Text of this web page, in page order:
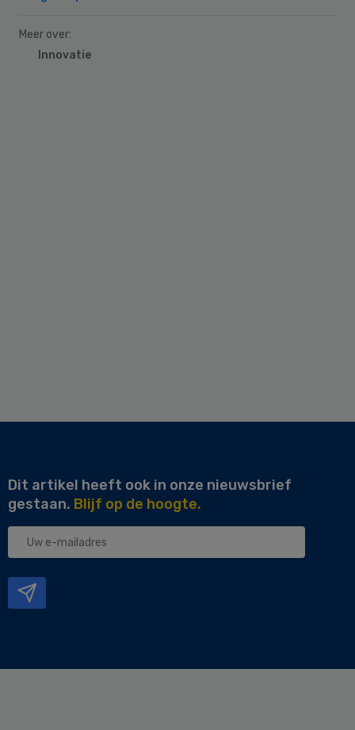
Meer over:
Innovatie
Dit artikel heeft ook in onze nieuwsbrief
gestaan. Blijf op de hoogte.
Uw